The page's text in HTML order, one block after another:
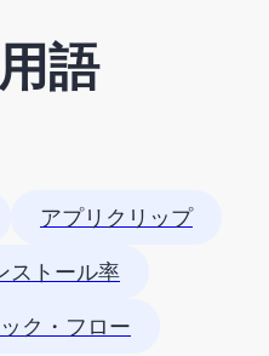
語
アプリクリップ
ストール率
ク・フロー